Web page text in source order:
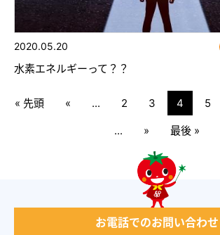
2020.05.20
水素エネルギーって？？
« 先頭 « ... 2 3 4 5
... » 最後 »
お電話でのお問い合わせ